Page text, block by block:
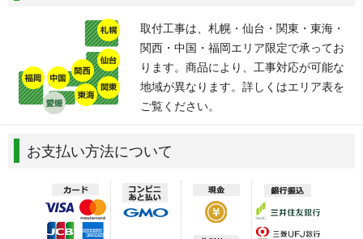
取付工事は、札幌・仙台・関東・東海・
関西・中国・福岡エリア限定で承ってお
ります。商品により、工事対応が可能な
地域が異なります。詳しくはエリア表を
ご覧ください。
お支払い方法について